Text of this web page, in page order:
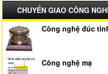
CHUYỂN GIAO CÔNG
Công nghệ đúc
Công nghệ mạ